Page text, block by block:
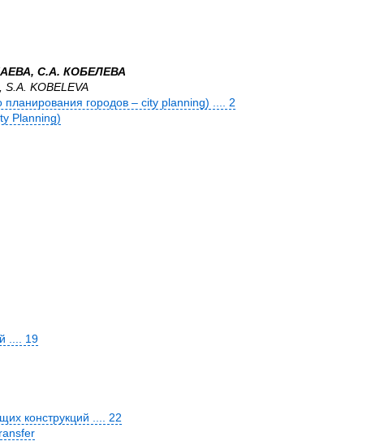
С.А. КОБЕЛЕВА
S.A. KOBELEVA
планирования городов – city planning) .... 2
Planning)
.... 19
конструкций .... 22